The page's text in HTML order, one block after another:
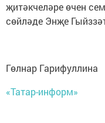
җитәкчеләре өчен
сөйләде Энҗе
Гөлнар Гарифуллина
«Татар-информ»